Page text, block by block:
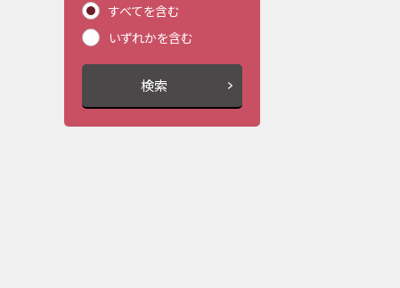
すべてを含む
いずれかを含む
検索